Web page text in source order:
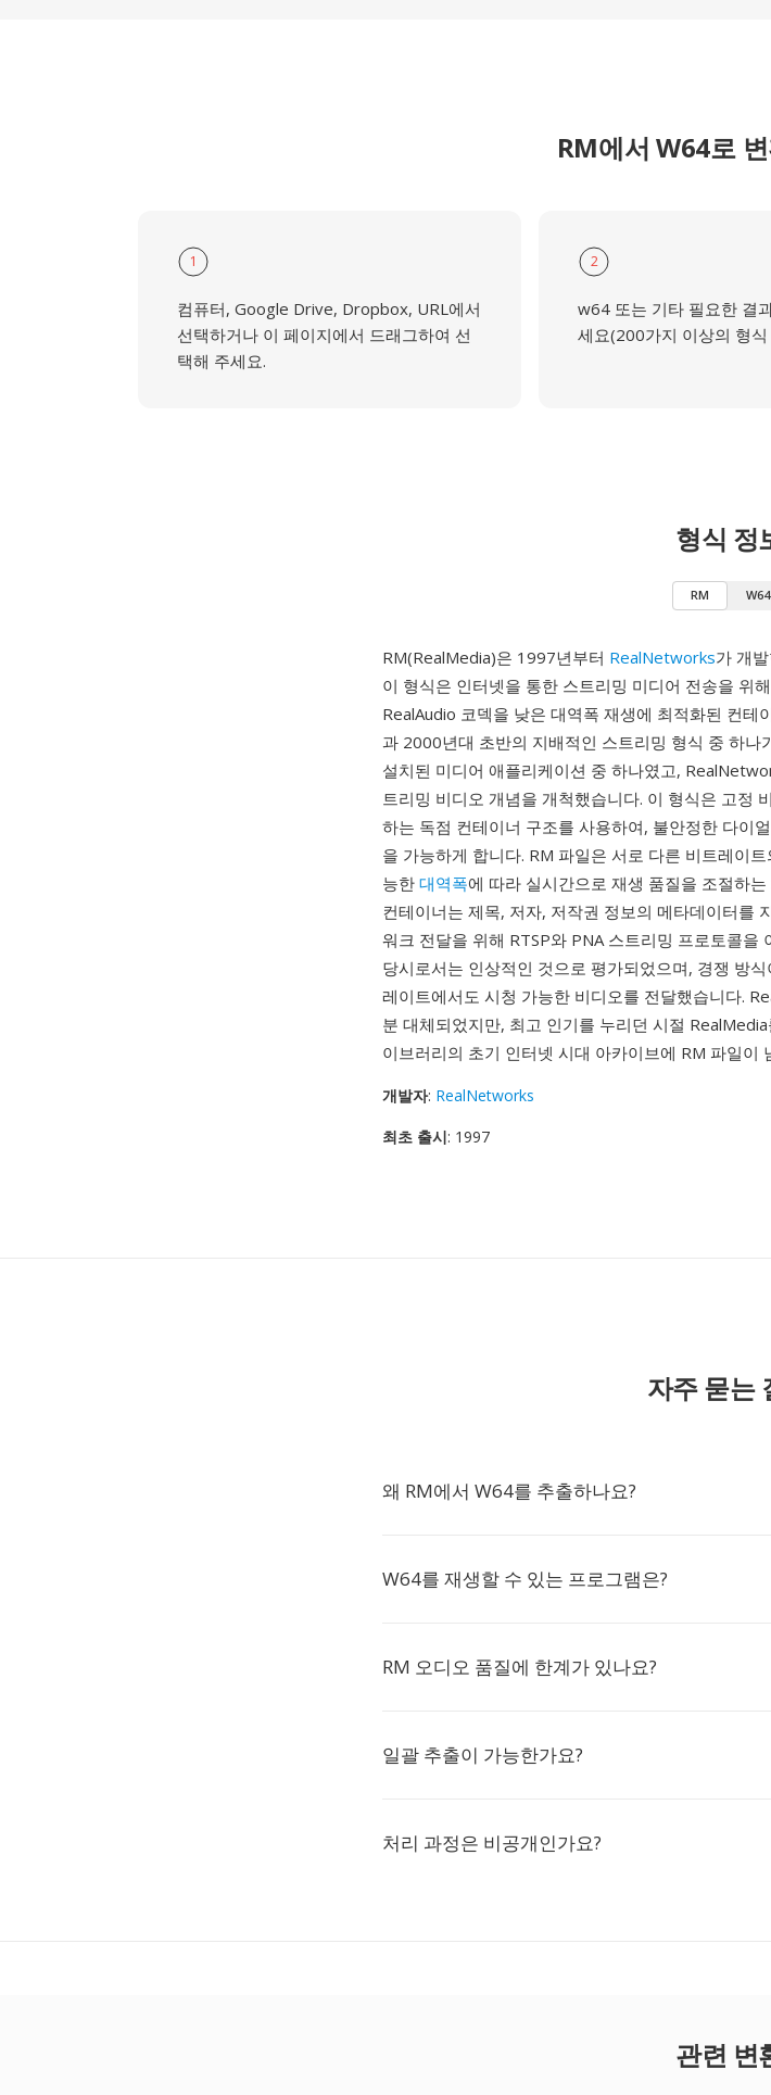
RM에서 W64로
1
컴퓨터, Google Drive, Dropbox, URL에서
선택하거나 이 페이지에서 드래그하여 선
택해 주세요.
2
w64 또는 기타 필요한 결
세요(200가지 이상의 형식
형식 정
RM W64
RM(RealMedia)은 1997년부터 RealNetworks가 개
이 형식은 인터넷을 통한 스트리밍 미디어 전송을 위
RealAudio 코덱을 낮은 대역폭 재생에 최적화된 컨
과 2000년대 초반의 지배적인 스트리밍 형식 중 하나
설치된 미디어 애플리케이션 중 하나였고,
트리밍 비디오 개념을 개척했습니다. 이 형식은 고정
하는 독점 컨테이너 구조를 사용하여, 불안정한 다이
을 가능하게 합니다. RM 파일은 서로 다른 비트레이
능한 대역폭에 따라 실시간으로 재생 품질을 조절하
컨테이너는 제목, 저자, 저작권 정보의 메타데이터를
워크 전달을 위해 RTSP와 PNA 스트리밍 프로토콜을
당시로서는 인상적인 것으로 평가되었으며, 경쟁 방
레이트에서도 시청 가능한 비디오를 전달했습니다.
분 대체되었지만, 최고 인기를 누리던 시절
이브러리의 초기 인터넷 시대 아카이브에 RM 파일이
개발자: RealNetworks
최초 출시: 1997
자주 묻는
왜 RM에서 W64를 추출하나요?
W64를 재생할 수 있는 프로그램은?
RM 오디오 품질에 한계가 있나요?
일괄 추출이 가능한가요?
처리 과정은 비공개인가요?
관련 변